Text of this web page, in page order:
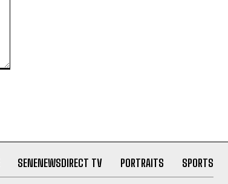
SENENEWSDIRECT TV PORTRAITS SPORTS